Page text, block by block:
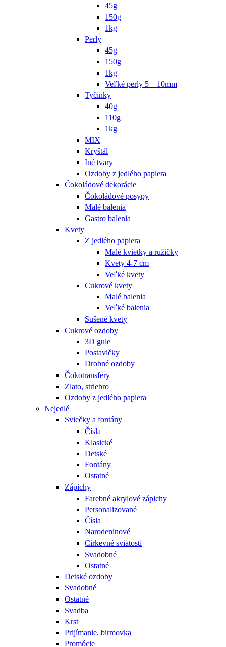
45g
150g
1kg
Perly
45g
150g
1kg
Veľké perly 5 – 10mm
Tyčinky
40g
110g
1kg
MIX
Kryštál
Iné tvary
Ozdoby z jedlého papiera
Čokoládové dekorácie
Čokoládové posypy
Malé balenia
Gastro balenia
Kvety
Z jedlého papiera
Malé kvietky a ružičky
Kvety 4-7 cm
Veľké kvety
Cukrové kvety
Malé balenia
Veľké balenia
Sušené kvety
Cukrové ozdoby
3D gule
Postavičky
Drobné ozdoby
Čokotransfery
Zlato, striebro
Ozdoby z jedlého papiera
Nejedlé
Sviečky a fontány
Čísla
Klasické
Detské
Fontány
Ostatné
Zápichy
Farebné akrylové zápichy
Personalizované
Čísla
Narodeninové
Cirkevné sviatosti
Svadobné
Ostatné
Detské ozdoby
Svadobné
Ostatné
Svadba
Krst
Prijímanie, birmovka
Promócie